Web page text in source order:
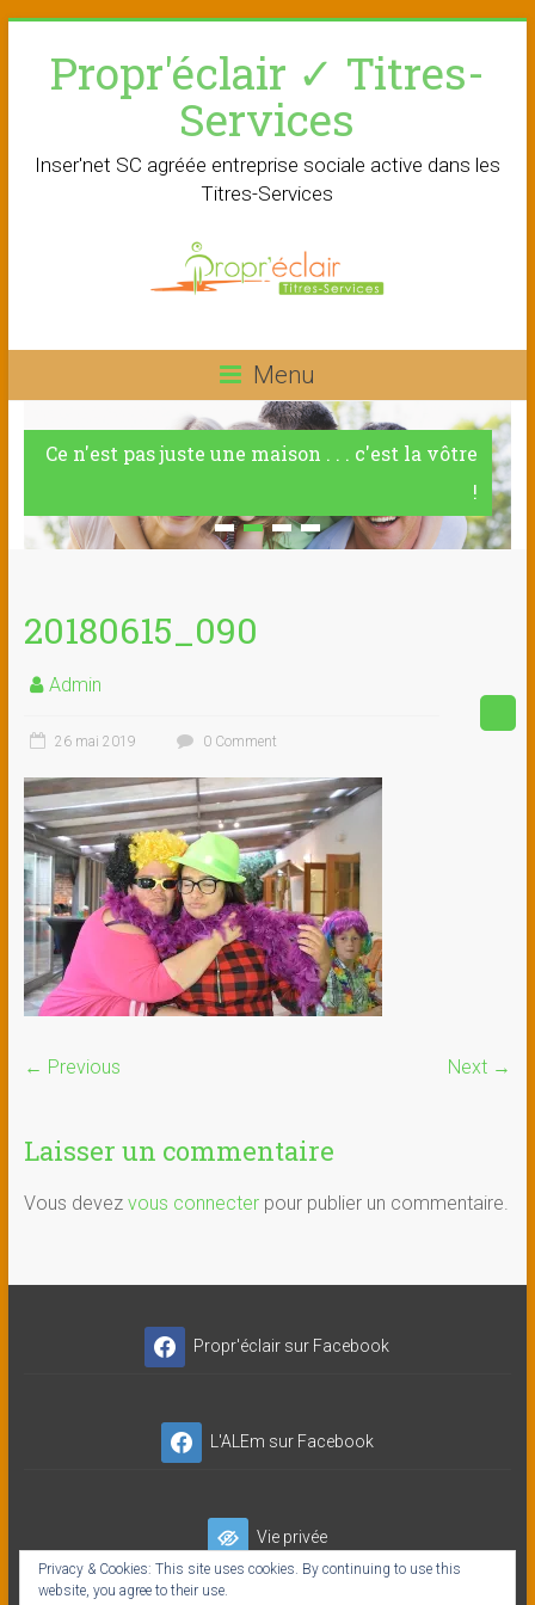
contentPropr'éclair ✓ Titres-
Services
Inser'net SC agréée entreprise sociale active dans les
Titres-Services
Menu
Ce n'est pas juste une maison . . . c'est la vôtre
!
20180615_090
Admin
26 mai 2019 0 Comment
← Previous Next →
Laisser un commentaire
Vous devez vous connecterpour publier un commentaire.
Propr'éclair sur Facebook
L'ALEm sur Facebook
Vie privée
Privacy & Cookies: This site uses cookies. By continuing to use this
website, you agree to their use.